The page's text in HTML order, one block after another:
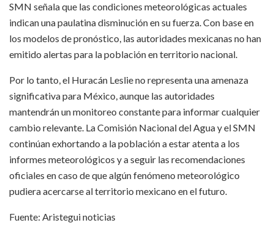
SMN señala que las condiciones meteorológicas actuales
indican una paulatina disminución en su fuerza. Con base en
los modelos de pronóstico, las autoridades mexicanas no han
emitido alertas para la población en territorio nacional.
Por lo tanto, el Huracán Leslie no representa una amenaza
significativa para México, aunque las autoridades
mantendrán un monitoreo constante para informar cualquier
cambio relevante. La Comisión Nacional del Agua y el SMN
continúan exhortando a la población a estar atenta a los
informes meteorológicos y a seguir las recomendaciones
oficiales en caso de que algún fenómeno meteorológico
pudiera acercarse al territorio mexicano en el futuro.
Fuente: Aristegui noticias